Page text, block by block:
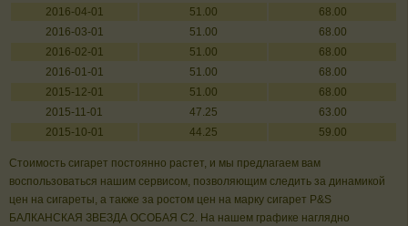
2016-04-01
51.00
68.00
2016-03-01
51.00
68.00
2016-02-01
51.00
68.00
2016-01-01
51.00
68.00
2015-12-01
51.00
68.00
2015-11-01
47.25
63.00
2015-10-01
44.25 59.00
Стоимость сигарет постоянно растет, и мы предлагаем вам
воспользоваться нашим сервисом, позволяющим следить за динамикой
цен на сигареты, а также за ростом цен на марку сигарет P&S
БАЛКАНСКАЯ ЗВЕЗДА ОСОБАЯ С2. На нашем графике наглядно